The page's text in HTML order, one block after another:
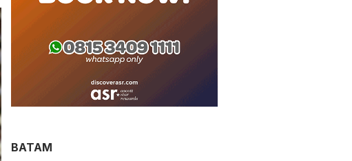
BATAM